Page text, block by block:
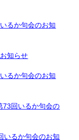
るか句会のお知
知らせ
るか句会のお知
73回いるか句会の
いるか句会のお知